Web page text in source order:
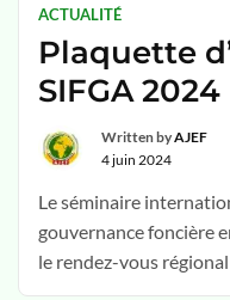
ACTUALITÉ
Plaquette
SIFGA 2024
Written byAJEF
4 juin 2024
Le séminaire
gouvernance foncière
le rendez-vous